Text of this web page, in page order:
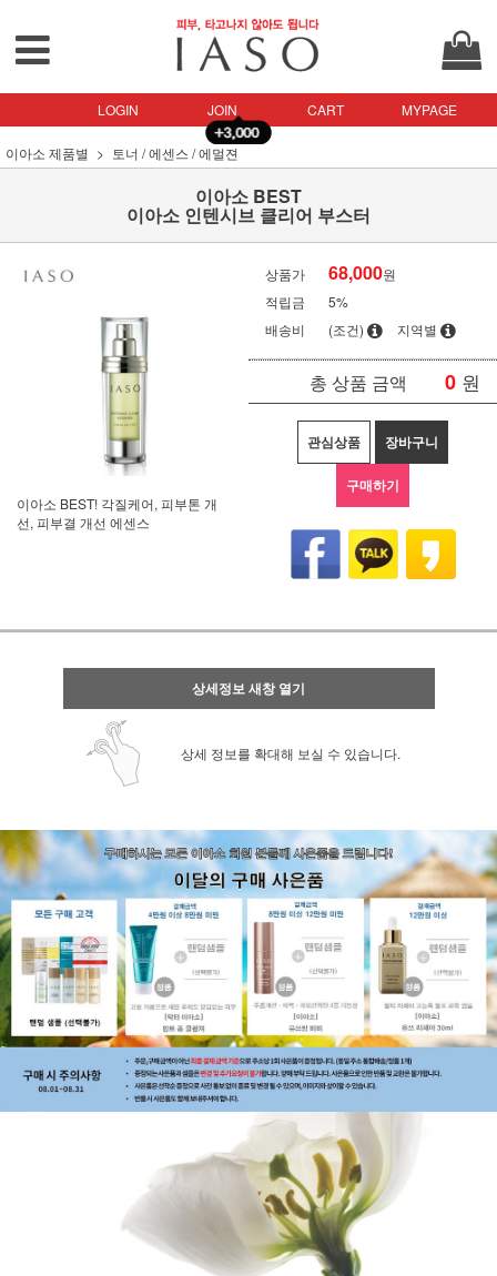
LOGIN JOIN CART MYPAGE
이아소 제품별 토너 / 에센스 / 에멀젼
이아소 BEST
이아소 인텐시브 클리어 부스터
이아소 BEST! 각질케어, 피부톤 개
선, 피부결 개선 에센스
상품가 68,000원
적립금
5%
배송비
(조건) 지역별
총 상품 금액 0 원
관심상품 장바구니
구매하기
상세정보 새창 열기
상세 정보를 확대해 보실 수 있습니다.